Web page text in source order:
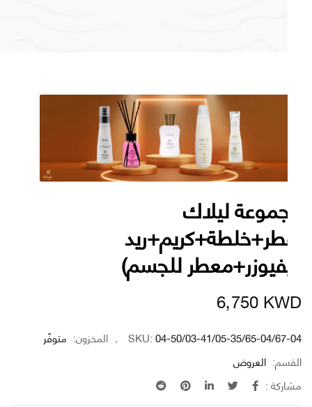
ليلاك
للجسم)
6٫750
SKU:04-50/03-41/05-35/65-04/ المخزون: متوفّر
العروض
: